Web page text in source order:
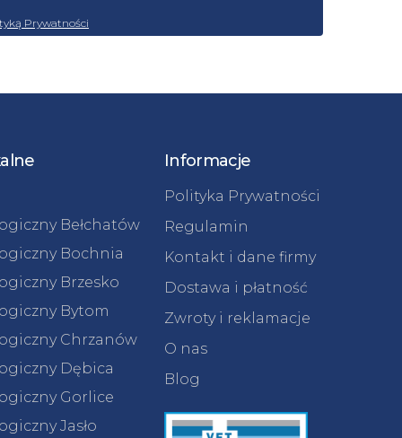
Prywatności
Bełchatów
Bochnia
Brzesko
Bytom
Chrzanów
Dębica
Gorlice
Jasło
Informacje
Polityka Prywatności
Regulamin
Kontakt i dane firmy
Dostawa i płatność
Zwroty i reklamacje
O nas
Blog